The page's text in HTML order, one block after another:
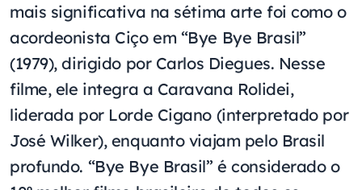
mais significativa na sétima arte foi como o
acordeonista Ciço em “Bye Bye Brasil”
(1979), dirigido por Carlos Diegues. Nesse
filme, ele integra a Caravana Rolidei,
liderada por Lorde Cigano (interpretado por
José Wilker), enquanto viajam pelo Brasil
profundo. “Bye Bye Brasil” é considerado o